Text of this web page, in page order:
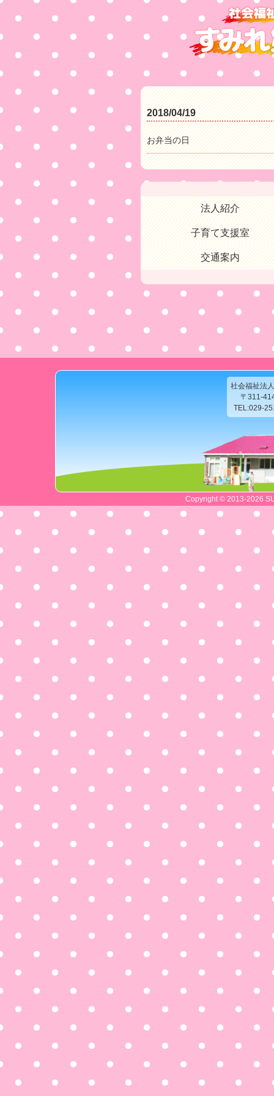
2018/04/19
お弁当の日
法人紹介
子育て支援室
交通案内
社会福祉法
〒311-
TEL:029-
Copyright © 2013-2026